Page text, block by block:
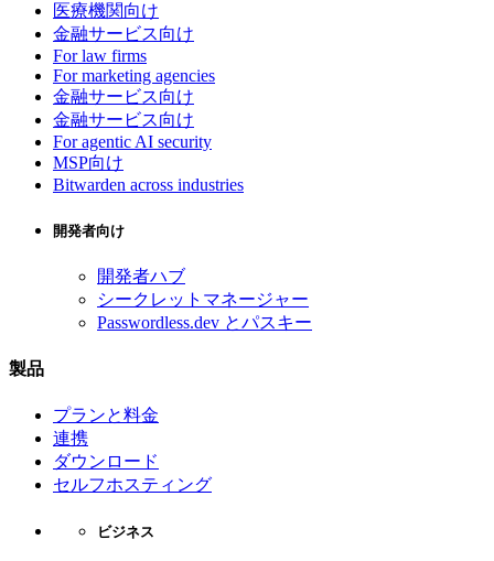
医療機関向け
金融サービス向け
For law firms
For marketing agencies
金融サービス向け
金融サービス向け
For agentic AI security
MSP向け
Bitwarden across industries
開発者向け
開発者ハブ
シークレットマネージャー
Passwordless.dev とパスキー
製品
プランと料金
連携
ダウンロード
セルフホスティング
ビジネス